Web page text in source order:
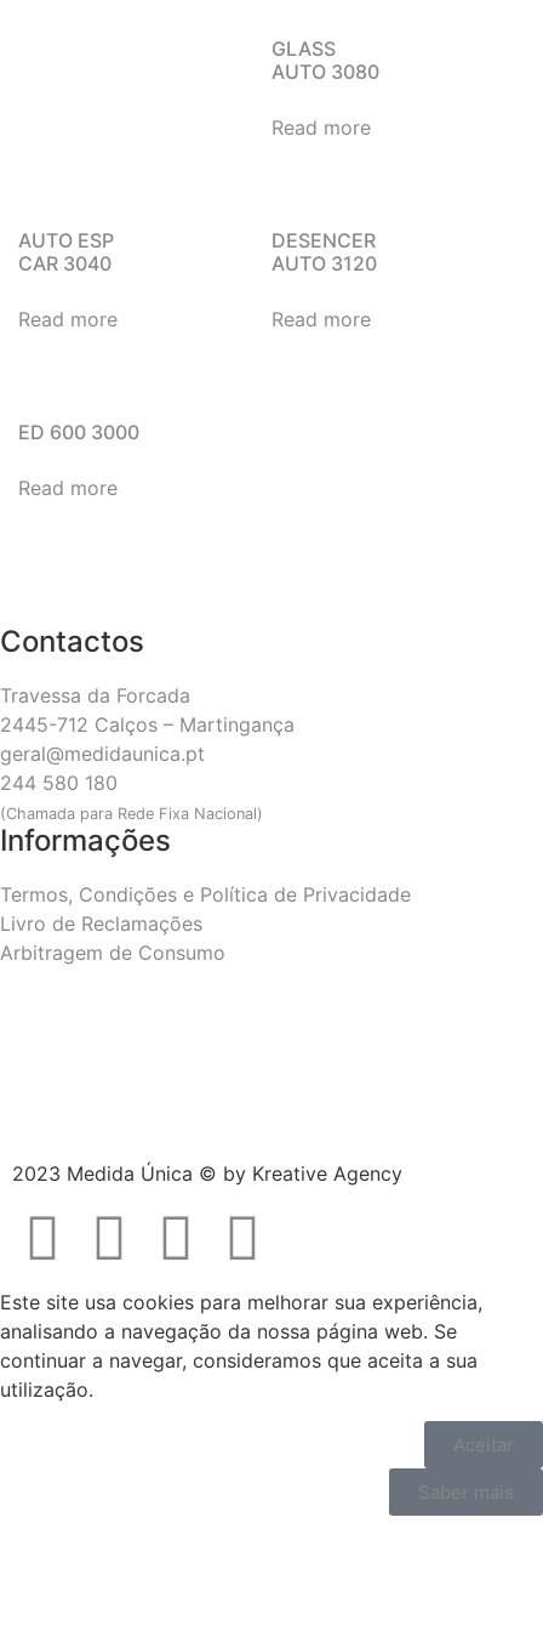
GLASS
AUTO 3080
Read more
AUTO ESP
CAR 3040
Read more
DESENCER
AUTO 3120
Read more
ED 600 3000
Read more
Contactos
Travessa da Forcada
2445-712 Calços – Martingança
geral@medidaunica.pt
244 580 180
(Chamada para Rede Fixa Nacional)
Informações
Termos, Condições e Política de Privacidade
Livro de Reclamações
Arbitragem de Consumo
2023 Medida Única © by Kreative Agency
Este site usa cookies para melhorar sua experiência,
analisando a navegação da nossa página web. Se
continuar a navegar, consideramos que aceita a sua
utilização.
Aceitar
Saber mais